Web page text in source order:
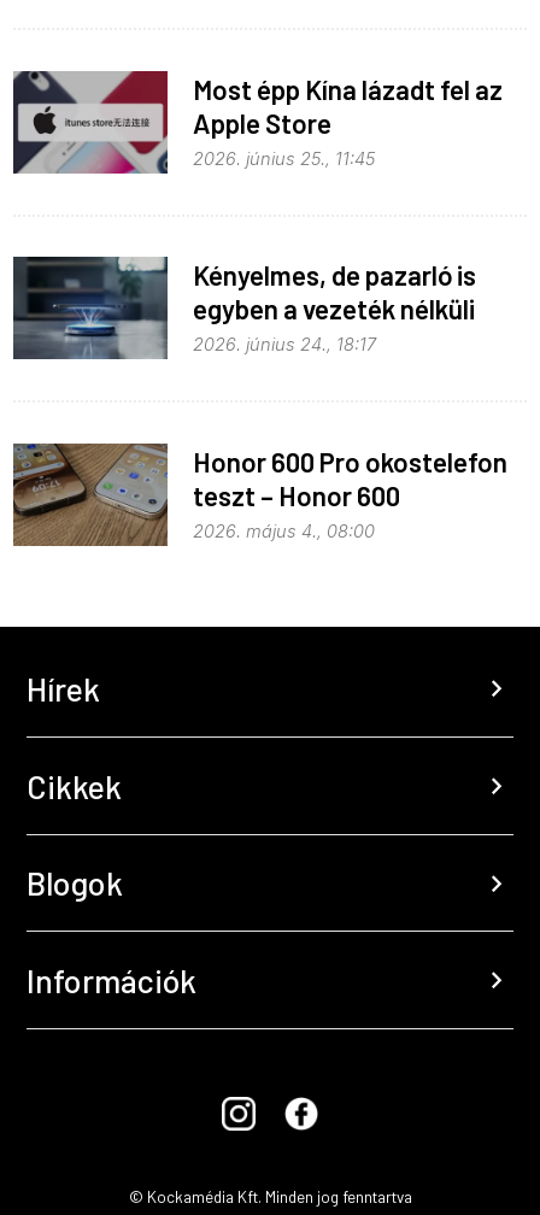
Most épp Kína lázadt fel az
Apple Store
monopolhelyzete ellen
2026. június 25., 11:45
Kényelmes, de pazarló is
egyben a vezeték nélküli
töltés
2026. június 24., 18:17
Honor 600 Pro okostelefon
teszt – Honor 600
kitekintéssel
2026. május 4., 08:00
Hírek chevron_right
Cikkek chevron_right
Blogok chevron_right
Információk chevron_right
© Kockamédia Kft. Minden jog fenntartva